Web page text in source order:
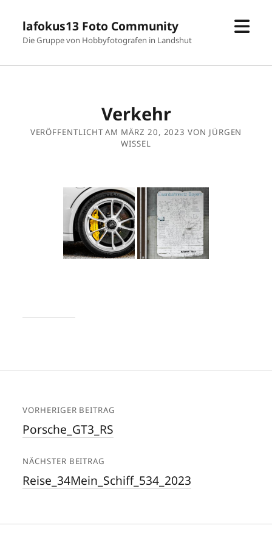
lafokus13 Foto Community
Die Gruppe von Hobbyfotografen in Landshut
Verkehr
VERÖFFENTLICHT AM MÄRZ 20, 2023 VON JÜRGEN
WISSEL
VORHERIGER BEITRAG
Porsche_GT3_RS
NÄCHSTER BEITRAG
Reise_34Mein_Schiff_534_2023